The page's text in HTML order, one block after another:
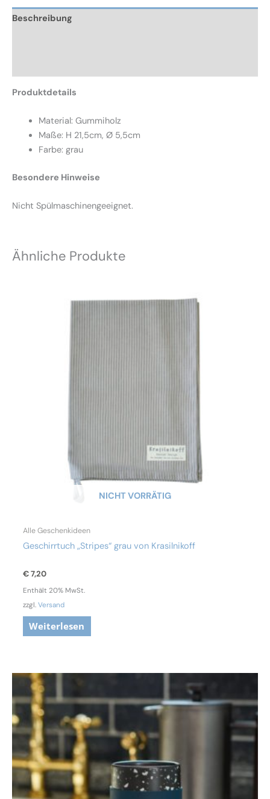
Beschreibung
Produktdetails
Material: Gummiholz
Maße: H 21,5cm, Ø 5,5cm
Farbe: grau
Besondere Hinweise
Nicht Spülmaschinengeeignet.
Ähnliche Produkte
NICHT VORRÄTIG
Alle Geschenkideen
Geschirrtuch „Stripes“ grau von Krasilnikoff
€7,20
Enthält 20% MwSt.
zzgl.Versand
Weiterlesen